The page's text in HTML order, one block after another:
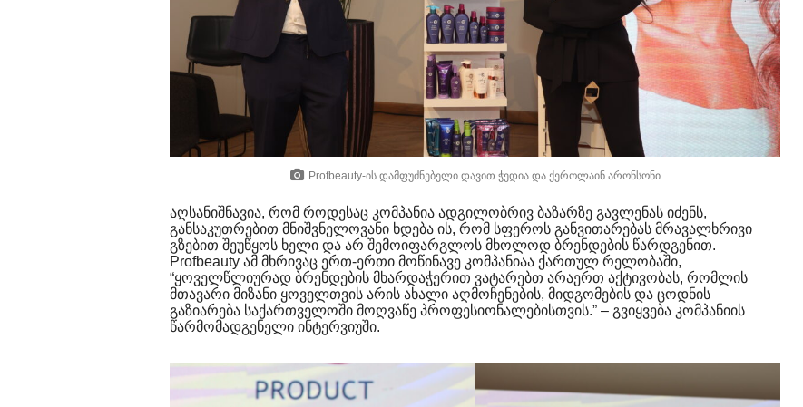
Profbeauty-ის დამფუძნებელი დავით ჭედია და ქეროლაინ არონსონი
აღსანიშნავია, რომ როდესაც კომპანია ადგილობრივ ბაზარზე გავლენას იძენს,
განსაკუთრებით მნიშვნელოვანი ხდება ის, რომ სფეროს განვითარებას მრავალხრივი
გზებით შეუწყოს ხელი და არ შემოიფარგლოს მხოლოდ ბრენდების წარდგენით.
Profbeauty ამ მხრივაც ერთ-ერთი მოწინავე კომპანიაა ქართულ რელობაში,
“ყოველწლიურად ბრენდების მხარდაჭერით ვატარებთ არაერთ აქტივობას, რომლის
მთავარი მიზანი ყოველთვის არის ახალი აღმოჩენების, მიდგომების და ცოდნის
გაზიარება საქართველოში მოღვაწე პროფესიონალებისთვის.” – გვიყვება კომპანიის
წარმომადგენელი ინტერვიუში.